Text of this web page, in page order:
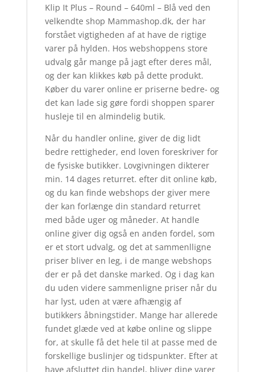
Klip It Plus – Round – 640ml – Blå ved den
velkendte shop Mammashop.dk, der har
forstået vigtigheden af at have de rigtige
varer på hylden. Hos webshoppens store
udvalg går mange på jagt efter deres mål,
og der kan klikkes køb på dette produkt.
Køber du varer online er priserne bedre- og
det kan lade sig gøre fordi shoppen sparer
husleje til en almindelig butik.
Når du handler online, giver de dig lidt
bedre rettigheder, end loven foreskriver for
de fysiske butikker. Lovgivningen dikterer
min. 14 dages returret. efter dit online køb,
og du kan finde webshops der giver mere
der kan forlænge din standard returret
med både uger og måneder. At handle
online giver dig også en anden fordel, som
er et stort udvalg, og det at sammenlligne
priser bliver en leg, i de mange webshops
der er på det danske marked. Og i dag kan
du uden videre sammenligne priser når du
har lyst, uden at være afhængig af
butikkers åbningstider. Mange har allerede
fundet glæde ved at købe online og slippe
for, at skulle få det hele til at passe med de
forskellige buslinjer og tidspunkter. Efter at
have afsluttet din handel, bliver dine varer